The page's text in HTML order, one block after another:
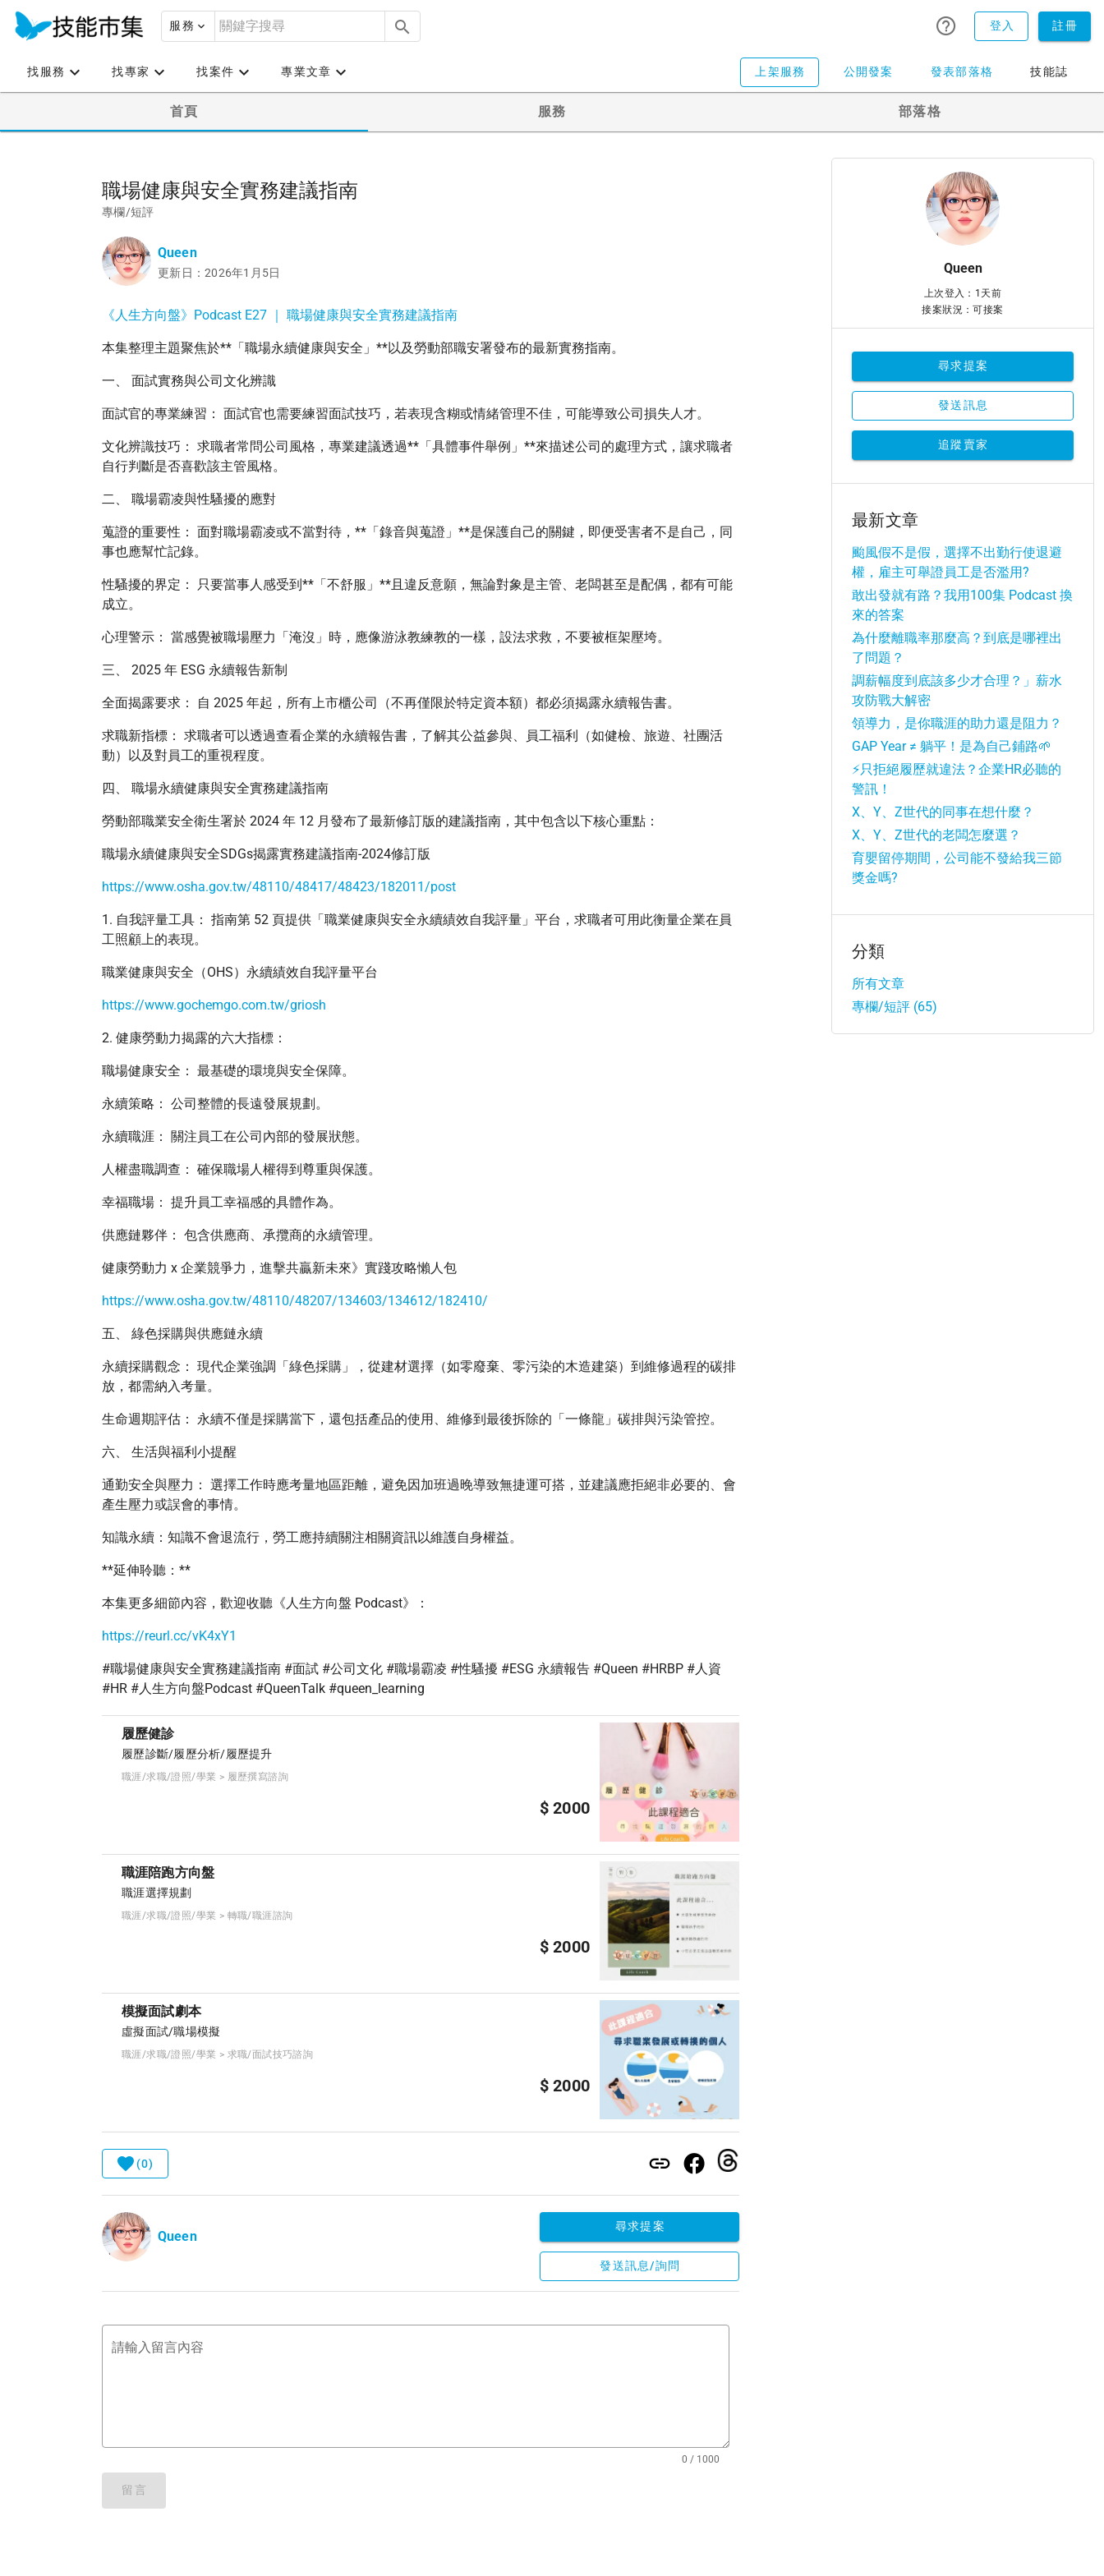
服務 登入 註冊
找服務 找專家 找案件 專業文章 上架服務 公開發案 發表部落格 技能誌
首頁 服務 部落格
職場健康與安全實務建議指南
專欄/短評
Queen
更新日：2026年1月5日
《人生方向盤》Podcast E27 ｜ 職場健康與安全實務建議指南
本集整理主題聚焦於**「職場永續健康與安全」**以及勞動部職安署發布的最新實務指南。
一、 面試實務與公司文化辨識
面試官的專業練習： 面試官也需要練習面試技巧，若表現含糊或情緒管理不佳，可能導致公司損失人才。
文化辨識技巧： 求職者常問公司風格，專業建議透過**「具體事件舉例」**來描述公司的處理方式，讓求職者
自行判斷是否喜歡該主管風格。
二、 職場霸凌與性騷擾的應對
蒐證的重要性： 面對職場霸凌或不當對待，**「錄音與蒐證」**是保護自己的關鍵，即便受害者不是自己，同
事也應幫忙記錄。
性騷擾的界定： 只要當事人感受到**「不舒服」**且違反意願，無論對象是主管、老闆甚至是配偶，都有可能
成立。
心理警示： 當感覺被職場壓力「淹沒」時，應像游泳教練教的一樣，設法求救，不要被框架壓垮。
三、 2025 年 ESG 永續報告新制
全面揭露要求： 自 2025 年起，所有上市櫃公司（不再僅限於特定資本額）都必須揭露永續報告書。
求職新指標： 求職者可以透過查看企業的永續報告書，了解其公益參與、員工福利（如健檢、旅遊、社團活
動）以及對員工的重視程度。
四、 職場永續健康與安全實務建議指南
勞動部職業安全衛生署於 2024 年 12 月發布了最新修訂版的建議指南，其中包含以下核心重點：
職場永續健康與安全SDGs揭露實務建議指南-2024修訂版
https://www.osha.gov.tw/48110/48417/48423/182011/post
1. 自我評量工具： 指南第 52 頁提供「職業健康與安全永續績效自我評量」平台，求職者可用此衡量企業在員
工照顧上的表現。
職業健康與安全（OHS）永續績效自我評量平台
https://www.gochemgo.com.tw/griosh
2. 健康勞動力揭露的六大指標：
職場健康安全： 最基礎的環境與安全保障。
永續策略： 公司整體的長遠發展規劃。
永續職涯： 關注員工在公司內部的發展狀態。
人權盡職調查： 確保職場人權得到尊重與保護。
幸福職場： 提升員工幸福感的具體作為。
供應鏈夥伴： 包含供應商、承攬商的永續管理。
健康勞動力 x 企業競爭力，進擊共贏新未來》實踐攻略懶人包
https://www.osha.gov.tw/48110/48207/134603/134612/182410/
五、 綠色採購與供應鏈永續
永續採購觀念： 現代企業強調「綠色採購」，從建材選擇（如零廢棄、零污染的木造建築）到維修過程的碳排
放，都需納入考量。
生命週期評估： 永續不僅是採購當下，還包括產品的使用、維修到最後拆除的「一條龍」碳排與污染管控。
六、 生活與福利小提醒
通勤安全與壓力： 選擇工作時應考量地區距離，避免因加班過晚導致無捷運可搭，並建議應拒絕非必要的、會
產生壓力或誤會的事情。
知識永續：知識不會退流行，勞工應持續關注相關資訊以維護自身權益。
**延伸聆聽：**
本集更多細節內容，歡迎收聽《人生方向盤 Podcast》：
https://reurl.cc/vK4xY1
#職場健康與安全實務建議指南 #面試 #公司文化 #職場霸凌 #性騷擾 #ESG 永續報告 #Queen #HRBP #人資
#HR #人生方向盤Podcast #QueenTalk #queen_learning
履歷健診
履歷診斷/履歷分析/履歷提升
職涯/求職/證照/學業 > 履歷撰寫諮詢
$ 2000
職涯陪跑方向盤
職涯選擇規劃
職涯/求職/證照/學業 > 轉職/職涯諮詢
$ 2000
模擬面試劇本
虛擬面試/職場模擬
職涯/求職/證照/學業 > 求職/面試技巧諮詢
$ 2000
(0)
Queen
尋求提案
發送訊息/詢問
請輸入留言內容
0 / 1000
留言
Queen
上次登入：1天前
接案狀況：可接案
尋求提案
發送訊息
追蹤賣家
最新文章
颱風假不是假，選擇不出勤行使退避
權，雇主可舉證員工是否濫用?
敢出發就有路？我用100集 Podcast 換
來的答案
為什麼離職率那麼高？到底是哪裡出
了問題？
調薪幅度到底該多少才合理？」薪水
攻防戰大解密
領導力，是你職涯的助力還是阻力？
GAP Year ≠ 躺平！是為自己鋪路🌱
⚡只拒絕履歷就違法？企業HR必聽的
警訊！
X、Y、Z世代的同事在想什麼？
X、Y、Z世代的老闆怎麼選？
育嬰留停期間，公司能不發給我三節
獎金嗎?
分類
所有文章
專欄/短評 (65)